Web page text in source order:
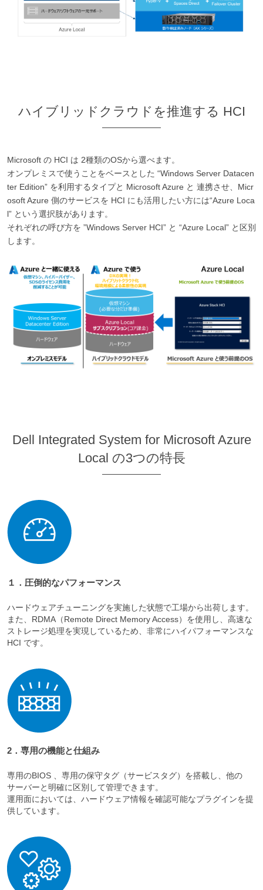
ハイブリッドクラウドを推進する HCI
Microsoft の HCI は 2種類のOSから選べます。
オンプレミスで使うことをベースとした “Windows Server Datacen
ter Edition” を利用するタイプと Microsoft Azure と 連携させ、Micr
osoft Azure 側のサービスを HCI にも活用したい方には“Azure Loca
l” という選択肢があります。
それぞれの呼び方を ”Windows Server HCI” と “Azure Local” と区別
します。
Dell Integrated System for Microsoft Azure
Local の3つの特長
１．圧倒的なパフォーマンス
ハードウェアチューニングを実施した状態で工場から出荷します。
また、RDMA（Remote Direct Memory Access）を使用し、高速な
ストレージ処理を実現しているため、非常にハイパフォーマンスな
HCI です。
2．専用の機能と仕組み
専用のBIOS 、専用の保守タグ（サービスタグ）を搭載し、他の
サーバーと明確に区別して管理できます。
運用面においては、ハードウェア情報を確認可能なプラグインを提
供しています。